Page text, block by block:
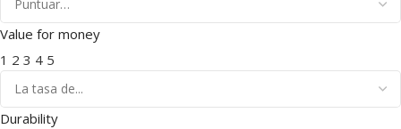
Value for money
1 2 3 4 5
Durability